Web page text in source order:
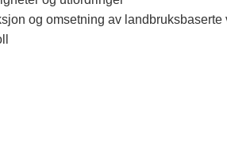
og omsetning av